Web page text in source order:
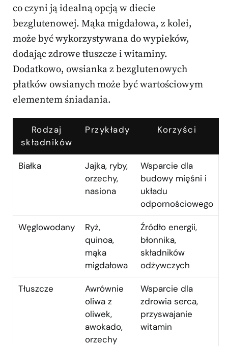
co czyni ją idealną opcją w diecie
bezglutenowej. Mąka migdałowa, z kolei,
może być wykorzystywana do wypieków,
dodając zdrowe tłuszcze i witaminy.
Dodatkowo, owsianka z bezglutenowych
płatków owsianych może być wartościowym
elementem śniadania.
Rodzaj
składników
Przykłady Korzyści
Białka
Jajka, ryby,
orzechy,
nasiona
Wsparcie dla
budowy mięśni i
układu
odpornościowego
Węglowodany
Ryż,
quinoa,
mąka
migdałowa
Źródło energii,
błonnika,
składników
odżywczych
Tłuszcze
Awrównie
oliwa z
oliwek,
awokado,
orzechy
Wsparcie dla
zdrowia serca,
przyswajanie
witamin